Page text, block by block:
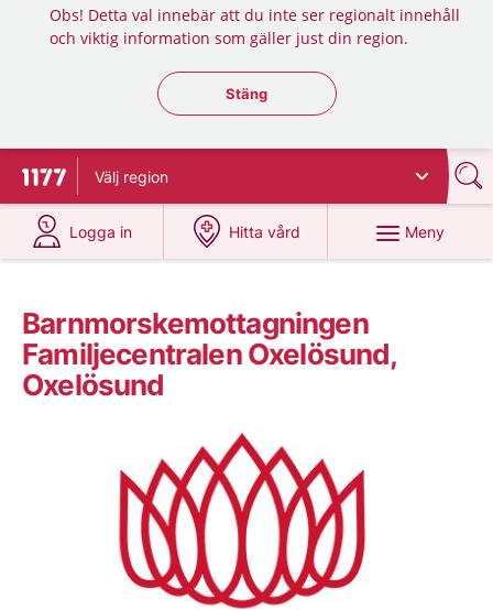
Obs! Detta val innebär att du inte ser regionalt innehåll
och viktig information som gäller just din region.
Stäng regionsväljaren
Stäng
Till startsidan för 1177
Välj region
Logga in
på 1177.se
Hitta vård
på 1177.se
Meny
Barnmorskemottagningen
Familjecentralen Oxelösund,
Oxelösund